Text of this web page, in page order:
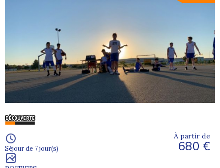
Séjour de 7 jour(s)
À partir de
680 €